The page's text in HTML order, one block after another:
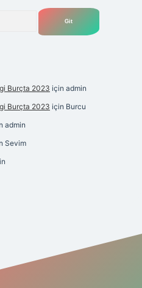
Burçta 2023 için admin
Burçta 2023 için Burcu
admin
Sevim